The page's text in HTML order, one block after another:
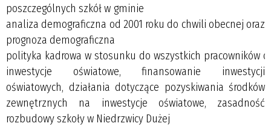
poszczególnych szkół w gminie
analiza demograficzna od 2001 roku do chwili obecnej oraz
prognoza demograficzna
polityka kadrowa w stosunku do wszystkich pracowników
inwestycje oświatowe, finansowanie inwestycji
oświatowych, działania dotyczące pozyskiwania środków
zewnętrznych na inwestycje oświatowe, zasadność
rozbudowy szkoły w Niedrzwicy Dużej